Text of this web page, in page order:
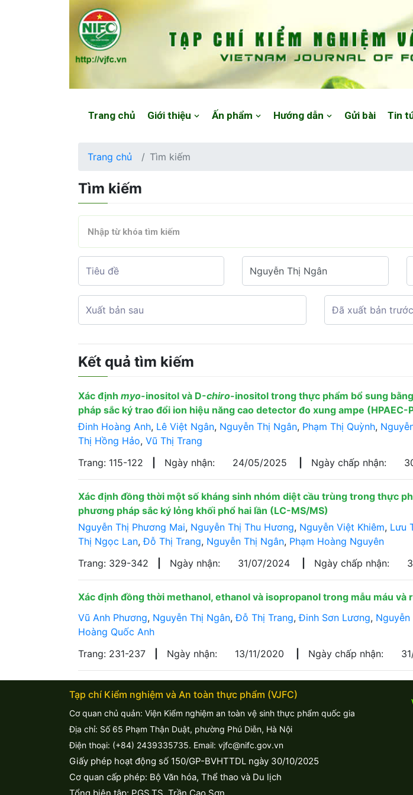
Trang chủ Giới thiệu Ấn phẩm Hướng dẫn Gửi bài Tin
Trang chủ Tìm kiếm
Tìm kiếm
Kết quả tìm kiếm
Xác định myo-inositol và D-chiro-inositol trong thực phẩm bổ sung
pháp sắc ký trao đổi ion hiệu năng cao detector đo xung ampe (HPAEC-
Đinh Hoàng Anh, Lê Việt Ngân, Nguyễn Thị Ngân, Phạm Thị Quỳnh,
Thị Hồng Hảo, Vũ Thị Trang
Trang: 115-122
Ngày nhận: 24/05/2025 Ngày chấp nhận:
Xác định đồng thời một số kháng sinh nhóm diệt cầu trùng trong thực
phương pháp sắc ký lỏng khối phổ hai lần (LC-MS/MS)
Nguyễn Thị Phương Mai, Nguyễn Thị Thu Hương, Nguyễn Việt Khiêm, Lưu
Thị Ngọc Lan,Đỗ Thị Trang, Nguyễn Thị Ngân, Phạm Hoàng Nguyên
Trang: 329-342
Ngày nhận: 31/07/2024 Ngày chấp nhận:
Xác định đồng thời methanol, ethanol và isopropanol trong mẫu máu và
Vũ Anh Phương, Nguyễn Thị Ngân,Đỗ Thị Trang,Đinh Sơn Lương,
Hoàng Quốc Anh
Trang: 231-237
Ngày nhận: 13/11/2020 Ngày chấp nhận:
Tạp chí Kiểm nghiệm và An toàn thực phẩm (VJFC)
Cơ quan chủ quản: Viện Kiểm nghiệm an toàn vệ sinh thực phẩm quốc gia
Địa chỉ: Số 65 Phạm Thận Duật, phường Phú Diễn, Hà Nội
Điện thoại: (+84) 2439335735. Email: vjfc@nifc.gov.vn
Giấy phép hoạt động số 150/GP-BVHTTDL ngày 30/10/2025
Cơ quan cấp phép: Bộ Văn hóa, Thể thao và Du lịch